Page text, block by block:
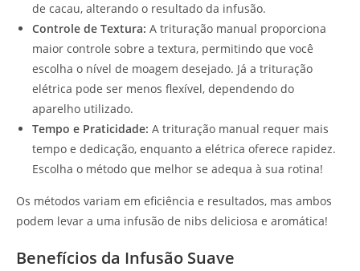
de cacau, alterando o resultado da infusão.
Controle de Textura: A trituração manual proporciona
maior controle sobre a textura, permitindo que você
escolha o nível de moagem desejado. Já a trituração
elétrica pode ser menos flexível, dependendo do
aparelho utilizado.
Tempo e Praticidade: A trituração manual requer mais
tempo e dedicação, enquanto a elétrica oferece rapidez.
Escolha o método que melhor se adequa à sua rotina!
Os métodos variam em eficiência e resultados, mas ambos
podem levar a uma infusão de nibs deliciosa e aromática!
Benefícios da Infusão Suave